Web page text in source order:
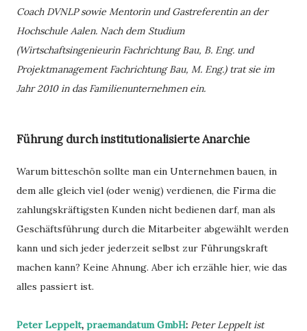
Coach DVNLP sowie Mentorin und Gastreferentin an der
Hochschule Aalen. Nach dem Studium
(Wirtschaftsingenieurin Fachrichtung Bau, B. Eng. und
Projektmanagement Fachrichtung Bau, M. Eng.) trat sie im
Jahr 2010 in das Familienunternehmen ein.
Führung durch institutionalisierte Anarchie
Warum bitteschön sollte man ein Unternehmen bauen, in
dem alle gleich viel (oder wenig) verdienen, die Firma die
zahlungskräftigsten Kunden nicht bedienen darf, man als
Geschäftsführung durch die Mitarbeiter abgewählt werden
kann und sich jeder jederzeit selbst zur Führungskraft
machen kann? Keine Ahnung. Aber ich erzähle hier, wie das
alles passiert ist.
Peter Leppelt, praemandatum GmbH: Peter Leppelt ist